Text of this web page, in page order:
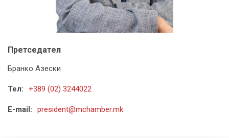
Претседател
Бранко Азески
Тел: +389 (02) 3244022
E-mail: president@mchamber.mk